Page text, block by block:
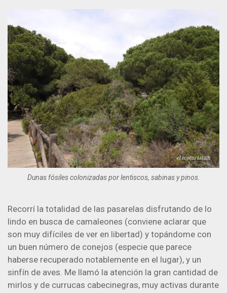
Dunas fósiles colonizadas por lentiscos, sabinas y pinos.
Recorrí la totalidad de las pasarelas disfrutando de lo
lindo en busca de camaleones (conviene aclarar que
son muy difíciles de ver en libertad) y topándome con
un buen número de conejos (especie que parece
haberse recuperado notablemente en el lugar), y un
sinfín de aves. Me llamó la atención la gran cantidad de
mirlos y de currucas cabecinegras, muy activas durante